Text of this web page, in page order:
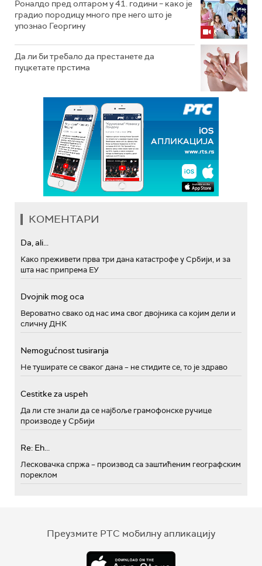
Роналдо пред олтаром у 41. години – како је
градио породицу много пре него што је
упознао Георгину
Да ли би требало да престанете да
пуцкетате прстима
КОМЕНТАРИ
Da, ali...
Како преживети прва три дана катастрофе у Србији, и за
шта нас припрема ЕУ
Dvojnik mog oca
Вероватно свако од нас има свог двојника са којим дели и
сличну ДНК
Nemogućnost tusiranja
Не туширате се сваког дана – не стидите се, то је здраво
Cestitke za uspeh
Да ли сте знали да се најбоље грамофонске ручице
производе у Србији
Re: Eh...
Лесковачка спржа – производ са заштићеним географским
пореклом
Преузмите РТС мобилну апликацију